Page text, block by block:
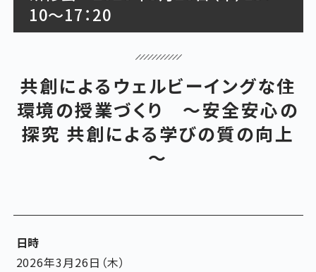
10～17：20
共創によるウェルビーイングな住
環境の授業づくり ～安全安心の
探究 共創による学びの質の向上
～
日時
2026年3月26日（木）